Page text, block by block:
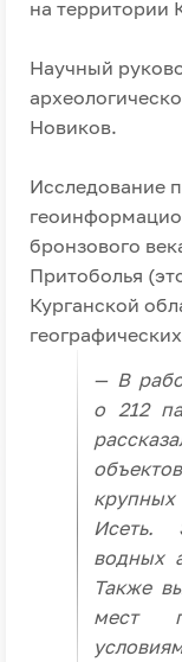
на территории
Научный
Новиков.
Исследование
бронзового
Притоболья
Курганской
— В
о 212
Исеть.
водных
Также
мест